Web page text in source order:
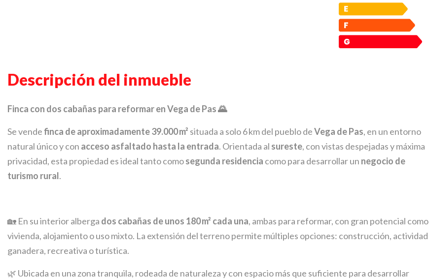
Descripción del inmueble
Finca con dos cabañas para reformar en Vega de Pas 🌄
Se vendefinca de aproximadamente 39.000 m² situada a solo 6 km del pueblo deVega de Pas, en un entorno
natural único y con acceso asfaltado hasta la entrada. Orientada al sureste, con vistas despejadas y máxima
privacidad, esta propiedad es ideal tanto comosegunda residencia como para desarrollar un negocio de
turismo rural.
🏡 En su interior alberga dos cabañas de unos 180 m² cada una, ambas para reformar, con gran potencial como
vivienda, alojamiento o uso mixto. La extensión del terreno permite múltiples opciones: construcción, actividad
ganadera, recreativa o turística.
🌿 Ubicada en una zona tranquila, rodeada de naturaleza y con espacio más que suficiente para desarrollar